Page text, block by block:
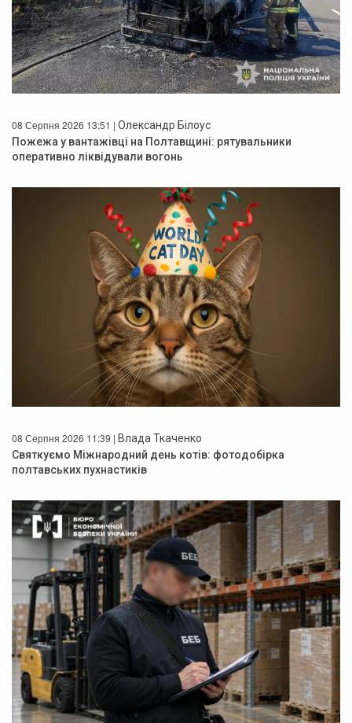
08 Серпня 2026 13:51 | Олександр Білоус
Пожежа у вантажівці на Полтавщині: рятувальники
оперативно ліквідували вогонь
08 Серпня 2026 11:39 | Влада Ткаченко
Святкуємо Міжнародний день котів: фотодобірка
полтавських пухнастиків